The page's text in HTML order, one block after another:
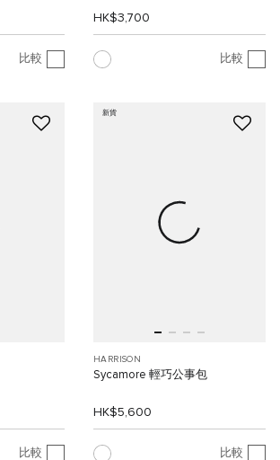
比較
HK$3,700
比較
比較
新貨
HARRISON
Sycamore 輕巧公事包
HK$5,600
比較